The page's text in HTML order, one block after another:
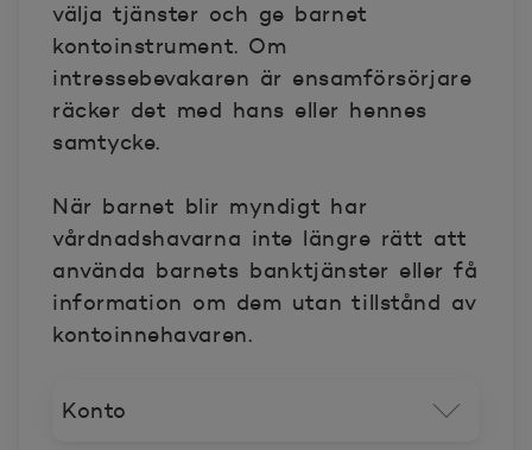
välja tjänster och ge barnet
kontoinstrument. Om
intressebevakaren är ensamförsörjare
räcker det med hans eller hennes
samtycke.
När barnet blir myndigt har
vårdnadshavarna inte längre rätt att
använda barnets banktjänster eller få
information om dem utan tillstånd av
kontoinnehavaren.
Konto